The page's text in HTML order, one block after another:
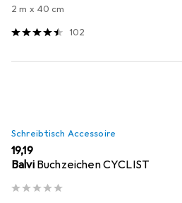
2 m x 40 cm
102
Schreibtisch Accessoire
EUR
19,19
Balvi Buchzeichen CYCLIST